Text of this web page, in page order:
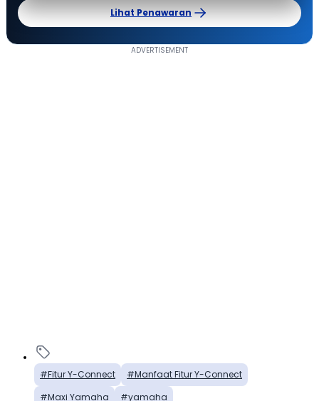
Lihat Penawaran
Fitur Y-Connect
Manfaat Fitur Y-Connect
Maxi Yamaha
yamaha